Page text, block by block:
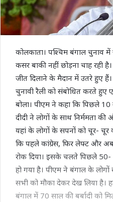
कोलकाता। पश्चिम बंगाल चुनाव
कसर बाकी नहीं छोड़ना चाह रही
जीत दिलाने के मैदान में उतरे हुए
चुनावी रैली को संबोधित करते हुए
बोला। पीएम ने कहा कि पिछले 10
दीदी ने लोगों के साथ निर्ममता की
यहां के लोगों के सपनों को चूर- चूर
कि पहले कांग्रेस, फिर लेफ्ट और
रोक दिया। इसके चलते पिछले 50-
हो गया है। पीएम ने बंगाल के
सभी को मौका देकर देख लिया है।
बंगाल में 70 साल की बर्बादी को